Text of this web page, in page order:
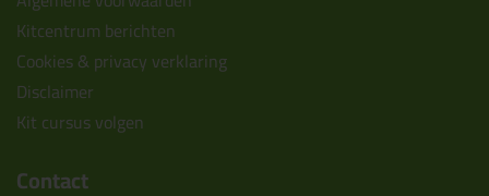
Kitcentrum berichten
Cookies & privacy verklaring
Disclaimer
Kit cursus volgen
Contact